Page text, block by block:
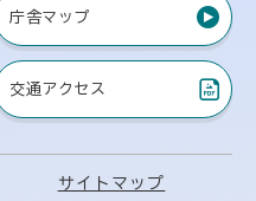
庁舎マップ
交通アクセス
（PDF）
サイトマップ